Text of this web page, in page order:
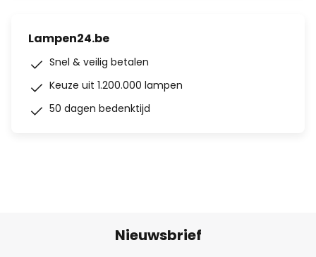
Lampen24.be
Snel & veilig betalen
Keuze uit 1.200.000 lampen
50 dagen bedenktijd
Nieuwsbrief